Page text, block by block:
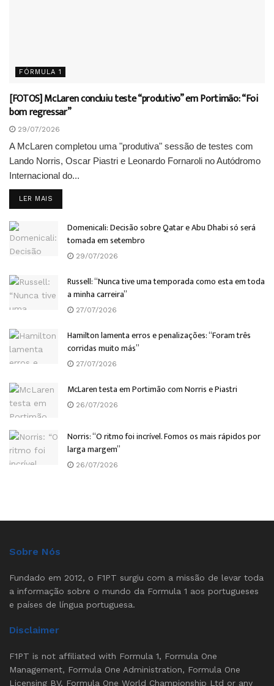
FÓRMULA 1
[FOTOS] McLaren concluiu teste “produtivo” em Portimão: “Foi
bom regressar”
29/07/2026
A McLaren completou uma "produtiva" sessão de testes com
Lando Norris, Oscar Piastri e Leonardo Fornaroli no Autódromo
Internacional do...
LER MAIS
Domenicali: Decisão sobre Qatar e Abu Dhabi só será
tomada em setembro
29/07/2026
Russell: “Nunca tive uma temporada como esta em toda
a minha carreira”
27/07/2026
Hamilton lamenta erros e penalizações: “Foram três
corridas muito más”
27/07/2026
McLaren testa em Portimão com Norris e Piastri
26/07/2026
Norris: “O ritmo foi incrível. Fomos os mais rápidos por
larga margem”
26/07/2026
Sobre Nós
Fundado em 2012, o F1PT surgiu com a missão de levar toda
a informação sobre o mundo da Formula 1 aos portugueses
e países de língua portuguesa.
Disclaimer
F1PT is not affiliated with Formula 1, Formula One
Management, Formula One Administration, Formula One
Licensing BV, Formula One World Championship Ltd or any